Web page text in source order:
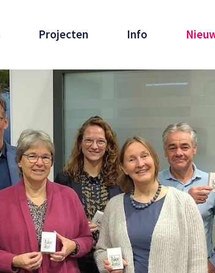
Projecten Info